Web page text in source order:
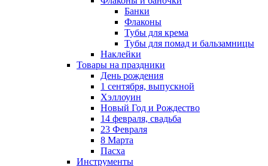
Банки
Флаконы
Тубы для крема
Тубы для помад и бальзамницы
Наклейки
Товары на праздники
День рождения
1 сентября, выпускной
Хэллоуин
Новый Год и Рождество
14 февраля, свадьба
23 Февраля
8 Марта
Пасха
Инструменты